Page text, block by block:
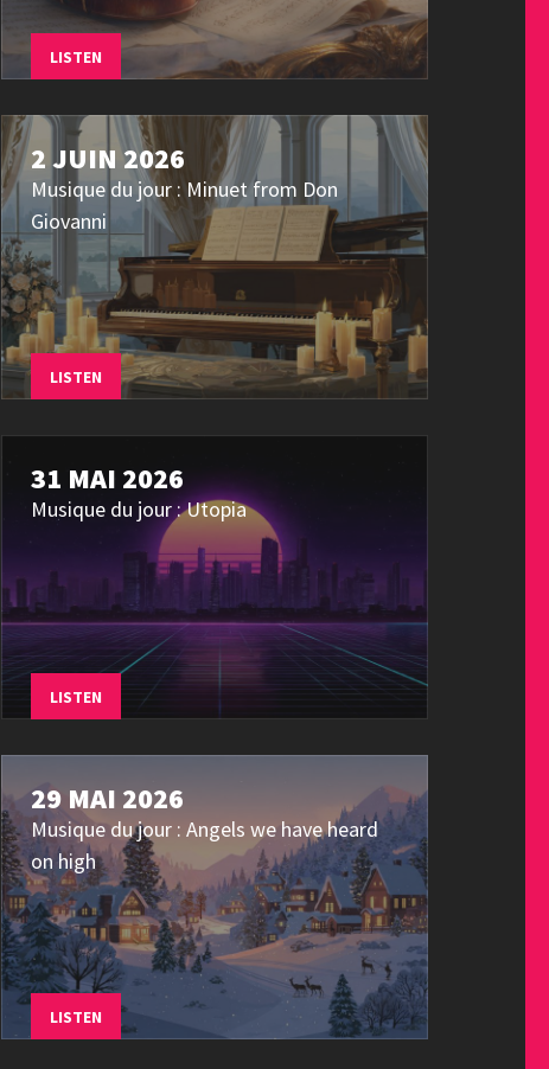
LISTEN
2 JUIN 2026
Musique du jour : Minuet from Don
Giovanni
LISTEN
31 MAI 2026
Musique du jour : Utopia
LISTEN
29 MAI 2026
Musique du jour : Angels we have heard
on high
LISTEN